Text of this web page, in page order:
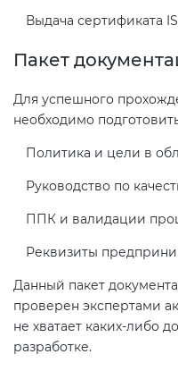
Выдача сертификата
Пакет
Для успешного
необходимо
Политика и цели в
Руководство по
ППК и валидации
Реквизиты
Данный пакет
проверен экспертами
не хватает каких-либо
разработке.
электромагнитной
(ТР ТС 007)
Сертификация
промышленности (ТР
оборудования (ТР ТС
Сертификация
индивидуальной
019)